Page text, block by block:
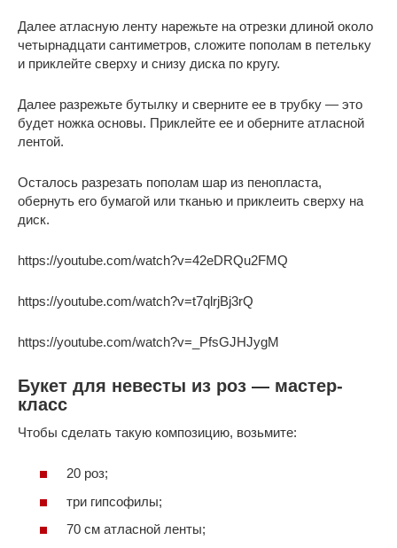
Далее атласную ленту нарежьте на отрезки длиной около
четырнадцати сантиметров, сложите пополам в петельку
и приклейте сверху и снизу диска по кругу.
Далее разрежьте бутылку и сверните ее в трубку — это
будет ножка основы. Приклейте ее и оберните атласной
лентой.
Осталось разрезать пополам шар из пенопласта,
обернуть его бумагой или тканью и приклеить сверху на
диск.
https://youtube.com/watch?v=42eDRQu2FMQ
https://youtube.com/watch?v=t7qlrjBj3rQ
https://youtube.com/watch?v=_PfsGJHJygM
Букет для невесты из роз — мастер-
класс
Чтобы сделать такую композицию, возьмите:
20 роз;
три гипсофилы;
70 см атласной ленты;